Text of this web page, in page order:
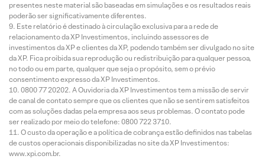
presentes neste material são baseadas em simulações e os resultados reais
poderão ser significativamente diferentes.
Este relatório é destinado à circulação exclusiva para a rede de
relacionamento da XP Investimentos, incluindo assessores de
investimentos da XP e clientes da XP, podendo também ser divulgado no site
da XP. Fica proibida sua reprodução ou redistribuição para qualquer pessoa,
no todo ou em parte, qualquer que seja o propósito, sem o prévio
consentimento expresso da XP Investimentos.
0800 77 20202. A Ouvidoria da XP Investimentos tem a missão de servir
de canal de contato sempre que os clientes que não se sentirem satisfeitos
com as soluções dadas pela empresa aos seus problemas. O contato pode
ser realizado por meio do telefone: 0800 722 3710.
O custo da operação e a política de cobrança estão definidos nas tabelas
de custos operacionais disponibilizadas no site da XP Investimentos:
www.xpi.com.br.